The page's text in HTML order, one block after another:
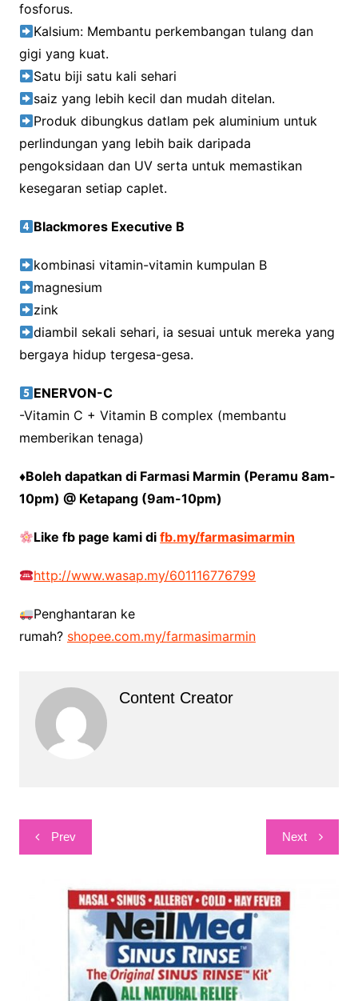
fosforus.
Kalsium: Membantu perkembangan tulang dan
gigi yang kuat.
Satu biji satu kali sehari
saiz yang lebih kecil dan mudah ditelan.
Produk dibungkus datlam pek aluminium untuk
perlindungan yang lebih baik daripada
pengoksidaan dan UV serta untuk memastikan
kesegaran setiap caplet.
Blackmores Executive B
kombinasi vitamin-vitamin kumpulan B
magnesium
zink
diambil sekali sehari, ia sesuai untuk mereka yang
bergaya hidup tergesa-gesa.
ENERVON-C
-Vitamin C + Vitamin B complex (membantu
memberikan tenaga)
♦Boleh dapatkan di Farmasi Marmin (Peramu 8am-
10pm) @ Ketapang (9am-10pm)
Like fb page kami difb.my/farmasimarmin
http://www.wasap.my/601116776799
Penghantaran ke
rumah? shopee.com.my/farmasimarmin
Content Creator
Post
navigation
Prev Next